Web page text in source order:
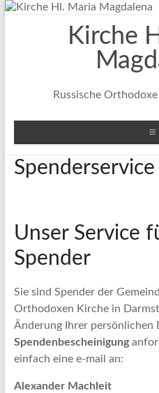
Zum
Kirche
Russische
Spenderservice
Unser Service
Spender
Sie sind Spender der
Orthodoxen Kirche in
Änderung Ihrer persönlichen
Spendenbescheinigung
einfach eine e-mail an:
Alexander Machleit